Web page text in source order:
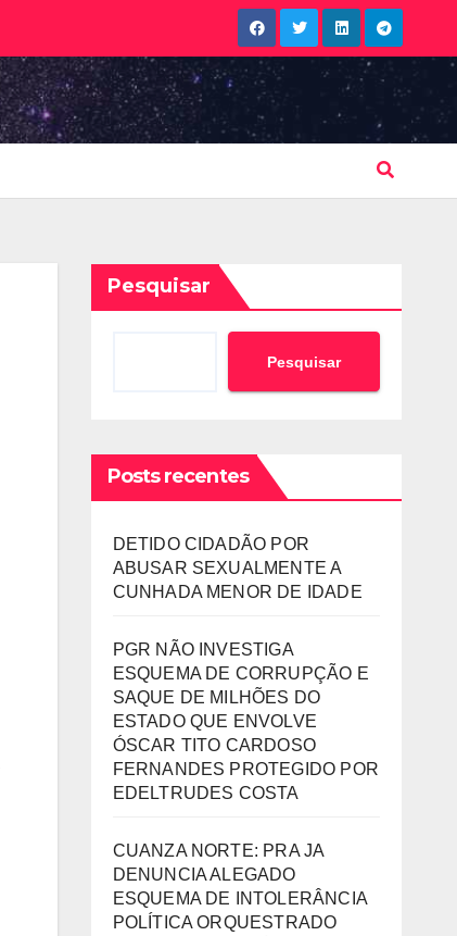
Pesquisar
Pesquisar
Posts recentes
DETIDO CIDADÃO POR
ABUSAR SEXUALMENTE A
CUNHADA MENOR DE IDADE
PGR NÃO INVESTIGA
ESQUEMA DE CORRUPÇÃO E
SAQUE DE MILHÕES DO
ESTADO QUE ENVOLVE
ÓSCAR TITO CARDOSO
FERNANDES PROTEGIDO POR
EDELTRUDES COSTA
CUANZA NORTE: PRA JA
DENUNCIA ALEGADO
ESQUEMA DE INTOLERÂNCIA
POLÍTICA ORQUESTRADO